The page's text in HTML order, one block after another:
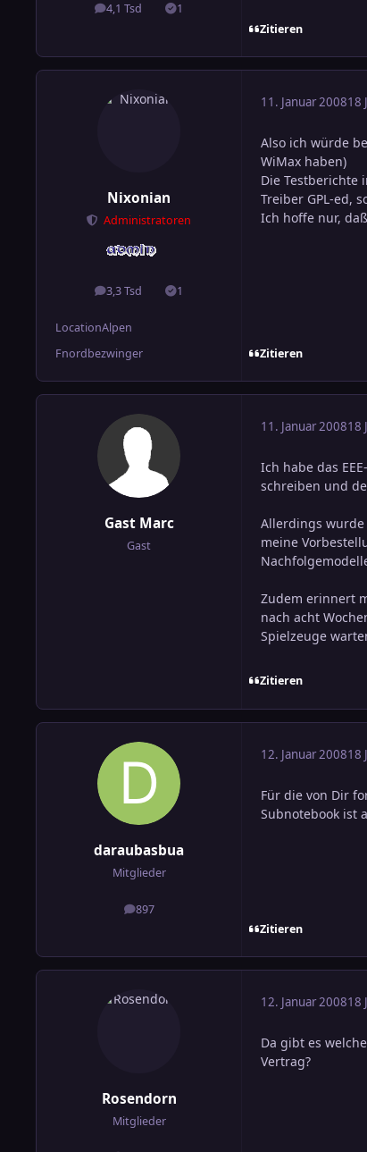
4,1 Tsd
Beiträge 1
Lösungen
Zitieren
Nixonian
Administratoren
3,3 Tsd
Beiträge 1
Lösungen
LocationAlpen
Fnordbezwinger
11. Januar 200818
Also ich würde
WiMax haben)
Die Testberichte
Treiber GPL-ed,
Ich hoffe nur,
Zitieren
Gast Marc
Gast
11. Januar 200818
Ich habe das
schreiben und
Allerdings wurde
meine
Zudem erinnert
nach acht
Spielzeuge
Zitieren
daraubasbua
Mitglieder
897
Beiträge
12. Januar 200818
Für die von Dir
Subnotebook ist
Zitieren
Rosendorn
Mitglieder
12. Januar 200818
Da gibt es
Vertrag?